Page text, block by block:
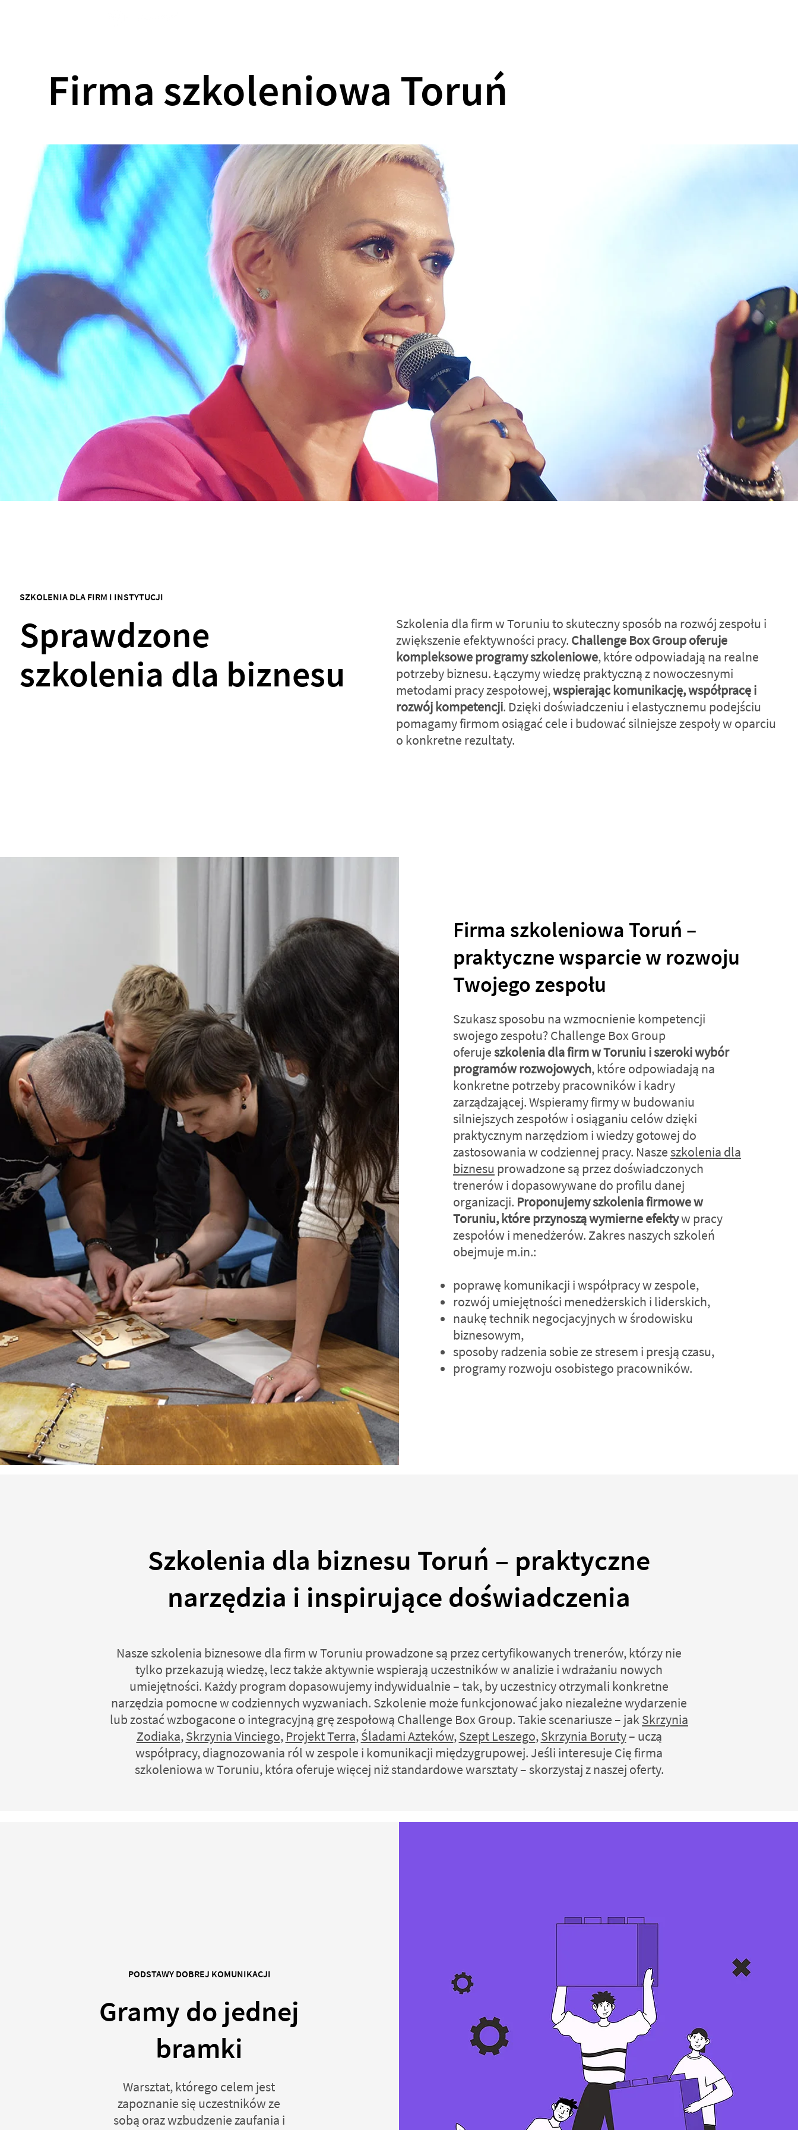
Firma szkoleniowa Toruń
SZKOLENIA DLA FIRM I INSTYTUCJI
Sprawdzone
szkolenia dla biznesu
Szkolenia dla firm w Toruniu to skuteczny sposób na rozwój zespołu i
zwiększenie efektywności pracy. Challenge Box Group oferuje
kompleksowe programy szkoleniowe, które odpowiadają na realne
potrzeby biznesu. Łączymy wiedzę praktyczną z nowoczesnymi
metodami pracy zespołowej,wspierając komunikację, współpracę i
rozwój kompetencji. Dzięki doświadczeniu i elastycznemu podejściu
pomagamy firmom osiągać cele i budować silniejsze zespoły w oparciu
o konkretne rezultaty.
Firma szkoleniowa Toruń –
praktyczne wsparcie w rozwoju
Twojego zespołu
Szukasz sposobu na wzmocnienie kompetencji
swojego zespołu? Challenge Box Group
oferujeszkolenia dla firm w Toruniu i szeroki wybór
programów rozwojowych, które odpowiadają na
konkretne potrzeby pracowników i kadry
zarządzającej. Wspieramy firmy w budowaniu
silniejszych zespołów i osiąganiu celów dzięki
praktycznym narzędziom i wiedzy gotowej do
zastosowania w codziennej pracy. Nasze szkolenia dla
biznesu prowadzone są przez doświadczonych
trenerów i dopasowywane do profilu danej
organizacji. Proponujemy szkolenia firmowe w
Toruniu, które przynoszą wymierne efektyw pracy
zespołów i menedżerów. Zakres naszych szkoleń
obejmuje m.in.:
poprawę komunikacji i współpracy w zespole,
rozwój umiejętności menedżerskich i liderskich,
naukę technik negocjacyjnych w środowisku
biznesowym,
sposoby radzenia sobie ze stresem i presją czasu,
programy rozwoju osobistego pracowników.
Szkolenia dla biznesu Toruń – praktyczne
narzędzia i inspirujące doświadczenia
Nasze szkolenia biznesowe dla firm w Toruniu prowadzone są przez certyfikowanych trenerów, którzy nie
tylko przekazują wiedzę, lecz także aktywnie wspierają uczestników w analizie i wdrażaniu nowych
umiejętności. Każdy program dopasowujemy indywidualnie – tak, by uczestnicy otrzymali konkretne
narzędzia pomocne w codziennych wyzwaniach. Szkolenie może funkcjonować jako niezależne wydarzenie
lub zostać wzbogacone o integracyjną grę zespołową Challenge Box Group. Takie scenariusze – jakSkrzynia
Zodiaka,Skrzynia Vinciego, Projekt Terra,Śladami Azteków,Szept Leszego,Skrzynia Boruty– uczą
współpracy, diagnozowania ról w zespole i komunikacji międzygrupowej. Jeśli interesuje Cię firma
szkoleniowa w Toruniu, która oferuje więcej niż standardowe warsztaty – skorzystaj z naszej oferty.
PODSTAWY DOBREJ KOMUNIKACJI
Gramy do jednej
bramki
Warsztat, którego celem jest
zapoznanie się uczestników ze
sobą oraz wzbudzenie zaufania i